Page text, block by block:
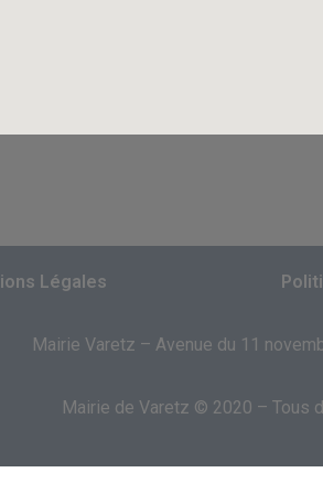
Légales
Mairie Varetz – Avenue du 11
Mairie de Varetz © 2020 – Tous